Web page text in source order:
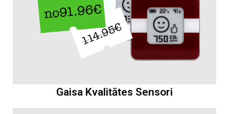
Gaisa Kvalitātes Sensori